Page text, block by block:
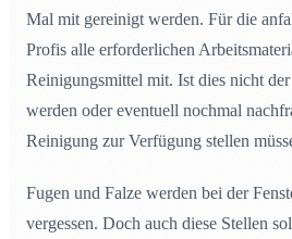
Mal mit gereinigt werden. Für die
Profis alle erforderlichen
Reinigungsmittel mit. Ist dies nicht
werden oder eventuell nochmal
Reinigung zur Verfügung stellen
Fugen und Falze werden bei der
vergessen. Doch auch diese Stellen